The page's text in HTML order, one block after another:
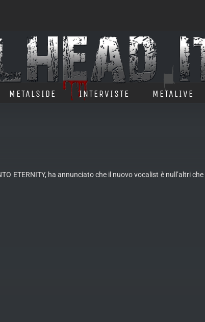
METALSIDE INTERVISTE METALIVE
ETERNITY, ha annunciato che il nuovo vocalist è null’altri che